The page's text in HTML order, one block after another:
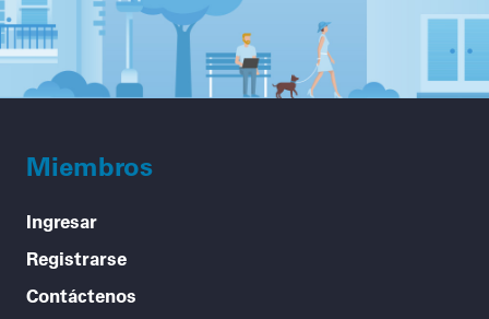
Miembros
Ingresar
Registrarse
Contáctenos